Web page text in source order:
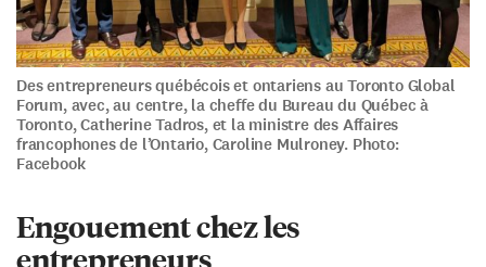
Des entrepreneurs québécois et ontariens au Toronto Global
Forum, avec, au centre, la cheffe du Bureau du Québec à
Toronto, Catherine Tadros, et la ministre des Affaires
francophones de l’Ontario, Caroline Mulroney. Photo:
Facebook
Engouement chez les
entrepreneurs